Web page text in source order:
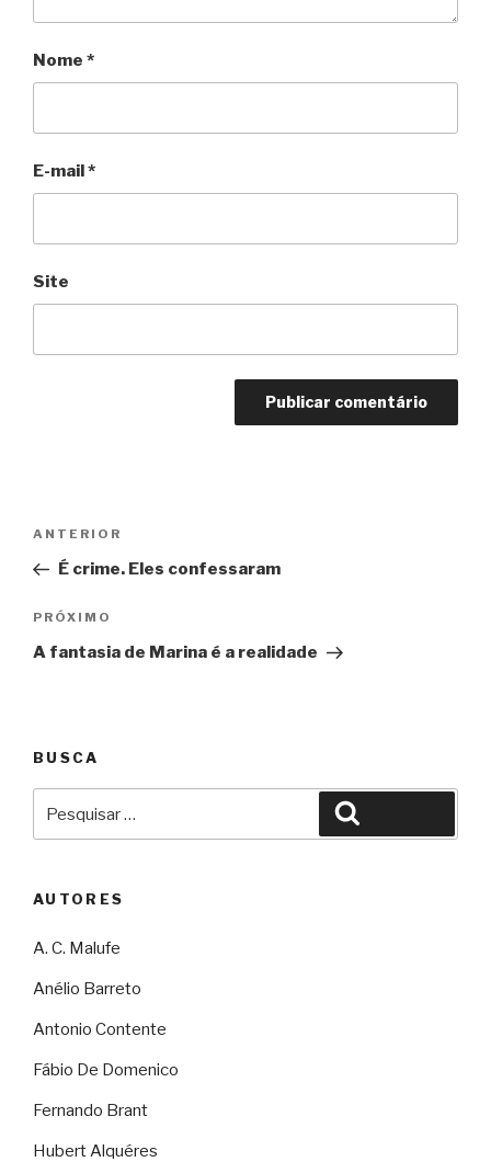
Nome *
E-mail *
Site
Post
Anterior
ANTERIOR
É crime. Eles confessaram
Próximo
PRÓXIMO
A fantasia de Marina é a realidade
BUSCA
AUTORES
A. C. Malufe
Anélio Barreto
Antonio Contente
Fábio De Domenico
Fernando Brant
Hubert Alquéres